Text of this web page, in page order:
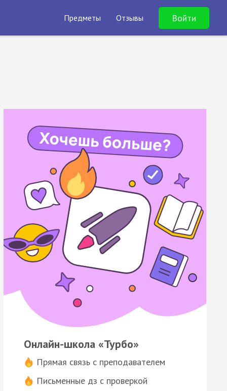
Предметы Отзывы Войти
Онлайн-школа «Турбо»
Прямая связь с преподавателем
Письменные дз с проверкой